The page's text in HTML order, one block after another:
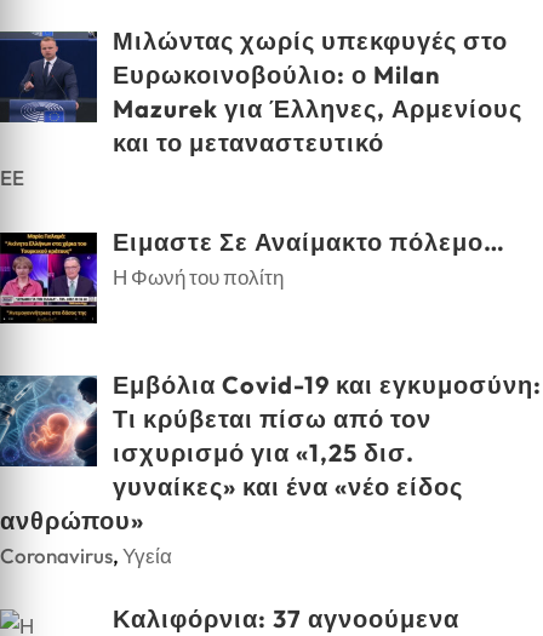
Μιλώντας χωρίς υπεκφυγές στο
Ευρωκοινοβούλιο: ο Milan
Mazurek για Έλληνες, Αρμενίους
και το μεταναστευτικό
EE
Ειμαστε Σε Αναίμακτο πόλεμο…
Η Φωνή του πολίτη
Εμβόλια Covid-19 και εγκυμοσύνη:
Τι κρύβεται πίσω από τον
ισχυρισμό για «1,25 δισ.
γυναίκες» και ένα «νέο είδος
ανθρώπου»
Coronavirus,Υγεία
Καλιφόρνια: 37 αγνοούμενα